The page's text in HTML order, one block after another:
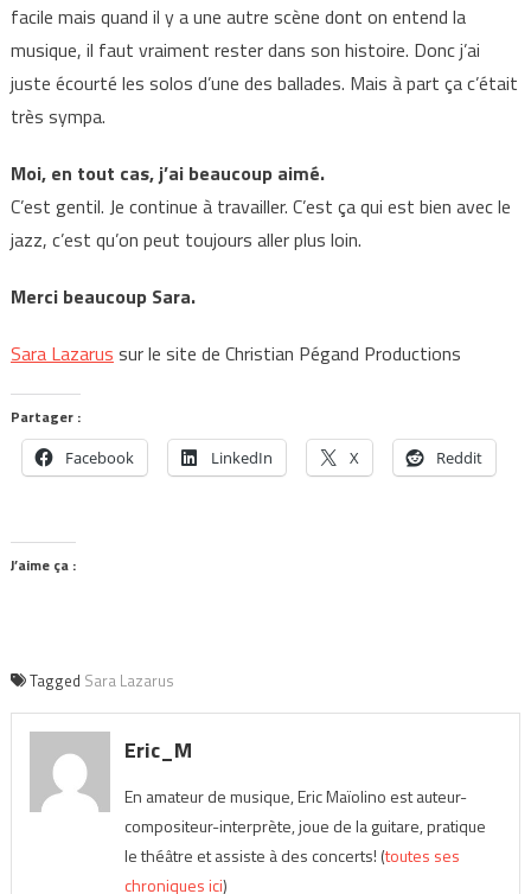
facile mais quand il y a une autre scène dont on entend la
musique, il faut vraiment rester dans son histoire. Donc j’ai
juste écourté les solos d’une des ballades. Mais à part ça c’était
très sympa.
Moi, en tout cas, j’ai beaucoup aimé.
C’est gentil. Je continue à travailler. C’est ça qui est bien avec le
jazz, c’est qu’on peut toujours aller plus loin.
Merci beaucoup Sara.
Sara Lazarus sur le site de Christian Pégand Productions
Partager :
Facebook LinkedIn X Reddit
J’aime ça :
Tagged Sara Lazarus
Eric_M
En amateur de musique, Eric Maïolino est auteur-
compositeur-interprète, joue de la guitare, pratique
le théâtre et assiste à des concerts! (toutes ses
chroniques ici)